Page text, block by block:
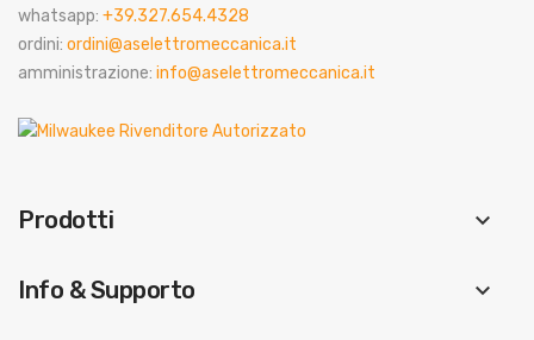
whatsapp: +39.327.654.4328
ordini: ordini@aselettromeccanica.it
amministrazione: info@aselettromeccanica.it
Prodotti keyboard_arrow_down
Info & Supporto keyboard_arrow_down